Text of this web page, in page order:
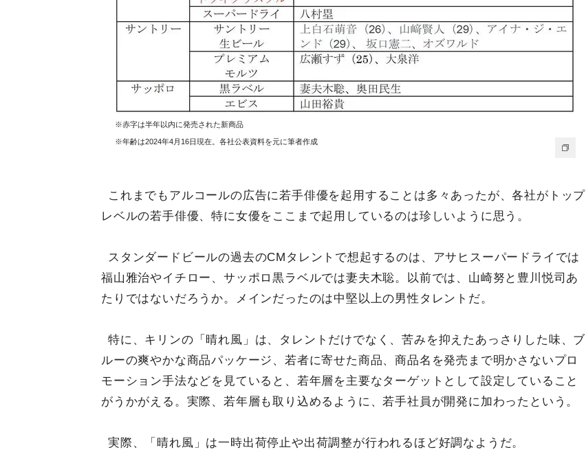
※赤字は半年以内に発売された新商品
※年齢は2024年4月16日現在。各社公表資料を元に筆者作成
これまでもアルコールの広告に若手俳優を起用することは多々あったが、各社がトップ
レベルの若手俳優、特に女優をここまで起用しているのは珍しいように思う。
スタンダードビールの過去のCMタレントで想起するのは、アサヒスーパードライでは
福山雅治やイチロー、サッポロ黒ラベルでは妻夫木聡。以前では、山崎努と豊川悦司あ
たりではないだろうか。メインだったのは中堅以上の男性タレントだ。
特に、キリンの「晴れ風」は、タレントだけでなく、苦みを抑えたあっさりした味、ブ
ルーの爽やかな商品パッケージ、若者に寄せた商品、商品名を発売まで明かさないプロ
モーション手法などを見ていると、若年層を主要なターゲットとして設定していること
がうかがえる。実際、若年層も取り込めるように、若手社員が開発に加わったという。
実際、「晴れ風」は一時出荷停止や出荷調整が行われるほど好調なようだ。